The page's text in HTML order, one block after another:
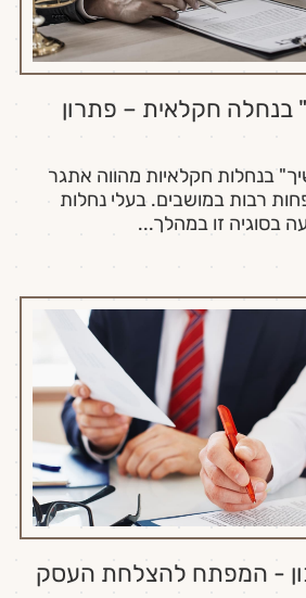
בנחלה חקלאית – פתרון
בנחלות חקלאיות מהווה אתגר
רבות במושבים. בעלי נחלות
בסוגיה זו במהלך...
- המפתח להצלחת העסק